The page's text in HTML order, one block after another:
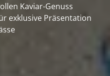
Kaviar-Genuss
exklusive Präsentation